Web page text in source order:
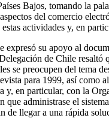
Bajos, tomando la
del comercio
actividades y, en
su apoyo al
de Chile resaltó
se preocupen del tema
para 1999, así como
y, en particular, con la
que administrase el
de llegar a una rápida